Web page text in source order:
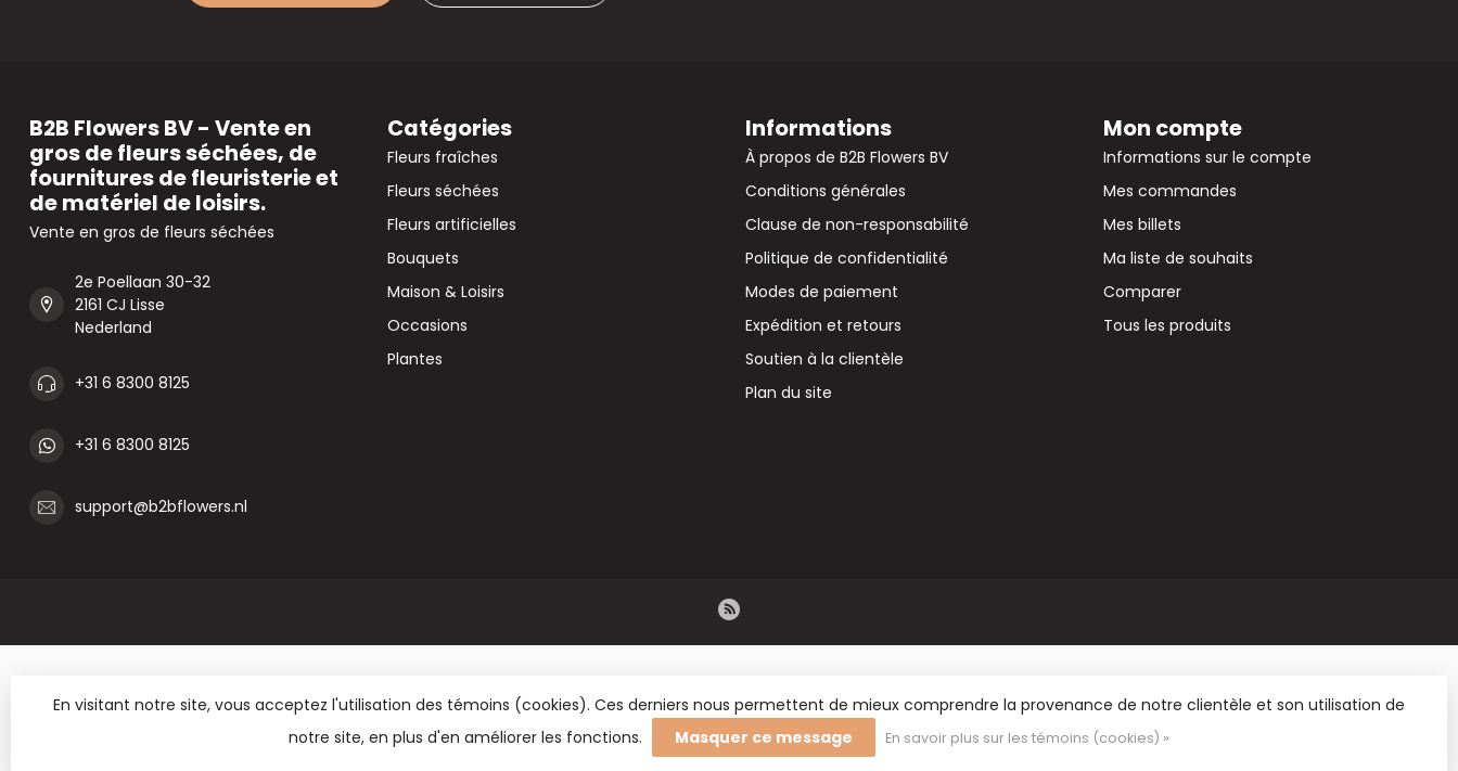
B2B Flowers BV - Vente en
gros de fleurs séchées, de
fournitures de fleuristerie et
de matériel de loisirs.
Vente en gros de fleurs séchées
2e Poellaan 30-32
2161 CJ Lisse
Nederland
+31 6 8300 8125
+31 6 8300 8125
support@b2bflowers.nl
Catégories
Fleurs fraîches
Fleurs séchées
Fleurs artificielles
Bouquets
Maison & Loisirs
Occasions
Plantes
Informations
À propos de B2B Flowers BV
Conditions générales
Clause de non-responsabilité
Politique de confidentialité
Modes de paiement
Expédition et retours
Soutien à la clientèle
Plan du site
Mon compte
Informations sur le compte
Mes commandes
Mes billets
Ma liste de souhaits
Comparer
Tous les produits
© Copyright 2026 B2B Flowers BV - Vente en gros de fleurs séchées, de fournitures de fleuristerie et de matériel de loisirs.
En visitant notre site, vous acceptez l'utilisation des témoins (cookies). Ces derniers nous permettent de mieux comprendre la provenance de notre clientèle et son utilisation de
notre site, en plus d'en améliorer les fonctions.
Masquer ce message En savoir plus sur les témoins (cookies) »